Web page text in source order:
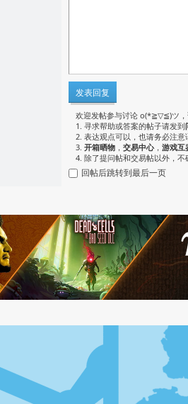
发表回复
欢迎发帖参与讨论 o(*≧▽≦)ツ
1. 寻求帮助或答案的帖子请发到
2. 表达观点可以，也请务必注意
3. 开箱晒物 ， 交易中心， 游戏互
4. 除了提问帖和交易帖以外，
回帖后跳转到最后一页